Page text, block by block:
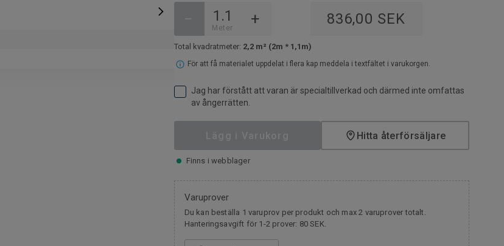
Meter + 836,00 SEK
Total kvadratmeter: 2,2 m² (2m * 1,1m)
För att få materialet uppdelat i flera kap meddela i textfältet i varukorgen.
Jag har förstått att varan är specialtillverkad och därmed inte omfattas
av ångerrätten.
Hitta återförsäljare
Finns i webblager
Varuprover
Du kan beställa 1 varuprov per produkt och max 2 varuprover totalt.
Hanteringsavgift för 1-2 prover: 80 SEK.